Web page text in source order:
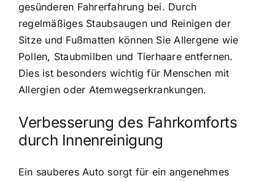
gesünderen Fahrerfahrung bei. Durch
regelmäßiges Staubsaugen und Reinigen der
Sitze und Fußmatten können Sie Allergene wie
Pollen, Staubmilben und Tierhaare entfernen.
Dies ist besonders wichtig für Menschen mit
Allergien oder Atemwegserkrankungen.
Verbesserung des Fahrkomforts
durch Innenreinigung
Ein sauberes Auto sorgt für ein angenehmes